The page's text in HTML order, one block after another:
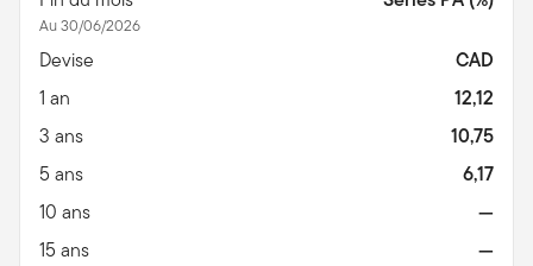
Au 30/06/2026
Devise
CAD
1 an
12,12
3 ans
10,75
5 ans
6,17
10 ans
—
15 ans
—